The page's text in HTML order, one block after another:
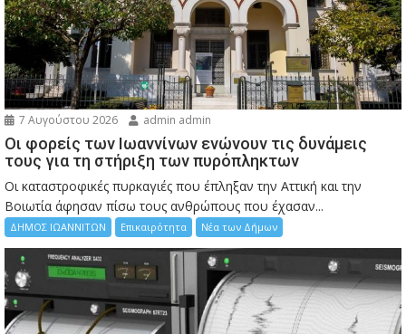
7 Αυγούστου 2026 admin admin
Οι φορείς των Ιωαννίνων ενώνουν τις δυνάμεις
τους για τη στήριξη των πυρόπληκτων
Οι καταστροφικές πυρκαγιές που έπληξαν την Αττική και την
Bοιωτία άφησαν πίσω τους ανθρώπους που έχασαν...
ΔΗΜΟΣ ΙΩΑΝΝΙΤΩΝ Επικαιρότητα Νέα των Δήμων